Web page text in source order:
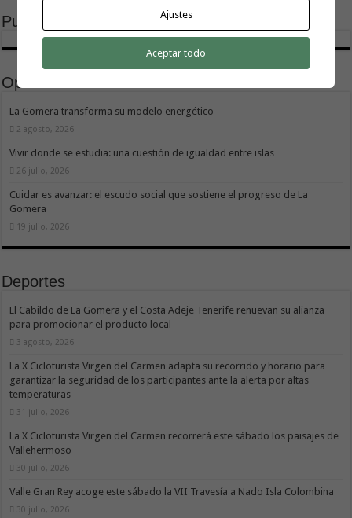
Publicidad
Opinión
La Gomera transforma su modelo energético
2 agosto, 2026
Vivir donde se estudia: una cuestión de igualdad entre islas
26 julio, 2026
Cuidar es avanzar: el escudo social que sostiene el progreso de La
Gomera
19 julio, 2026
Deportes
El Cabildo de La Gomera y el Costa Adeje Tenerife renuevan su alianza
para promocionar el producto local
3 agosto, 2026
La X Cicloturista Virgen del Carmen adapta su recorrido y horario para
garantizar la seguridad de los participantes ante la alerta por altas
temperaturas
31 julio, 2026
La X Cicloturista Virgen del Carmen recorrerá este sábado los paisajes de
Vallehermoso
30 julio, 2026
Valle Gran Rey acoge este sábado la VII Travesía a Nado Isla Colombina
30 julio, 2026
Ajustes
Aceptar todo